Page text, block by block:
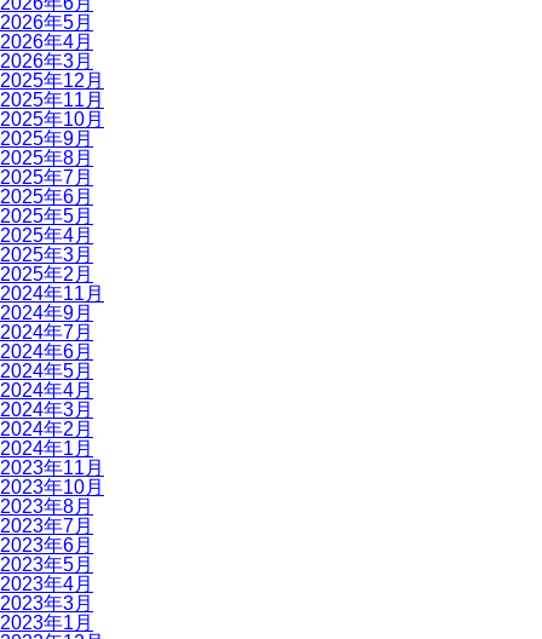
2026年5月
2026年4月
2026年3月
2025年12月
2025年11月
2025年10月
2025年9月
2025年8月
2025年7月
2025年6月
2025年5月
2025年4月
2025年3月
2025年2月
2024年11月
2024年9月
2024年7月
2024年6月
2024年5月
2024年4月
2024年3月
2024年2月
2024年1月
2023年11月
2023年10月
2023年8月
2023年7月
2023年6月
2023年5月
2023年4月
2023年3月
2023年1月